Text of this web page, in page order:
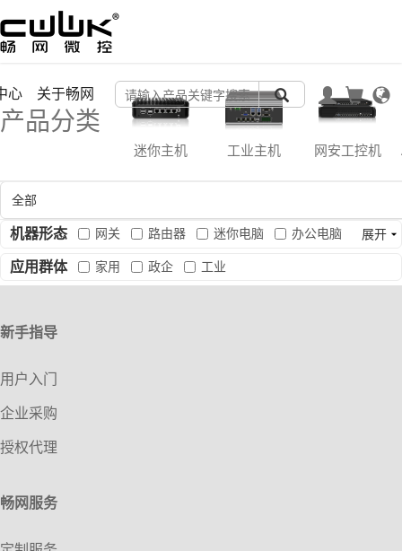
心 关于畅网
产品分类
迷你主机 工业主机 网安工控机
机器形态 网关 路由器 迷你电脑
办公电脑
工业电脑
展开
应用群体 家用 政企 工业
新手指导
用户入门
企业采购
授权代理
畅网服务